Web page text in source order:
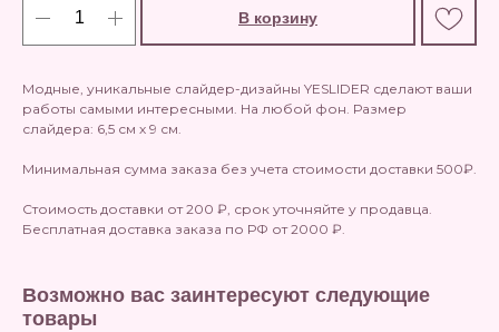
В корзину
Модные, уникальные слайдер-дизайны YESLIDER сделают ваши
работы самыми интересными. На любой фон. Размер
слайдера: 6,5 см х 9 см.
Минимальная сумма заказа без учета стоимости доставки 500₽.
Стоимость доставки от 200 ₽, срок уточняйте у продавца.
Бесплатная доставка заказа по РФ от 2000 ₽.
Возможно вас заинтересуют следующие
товары